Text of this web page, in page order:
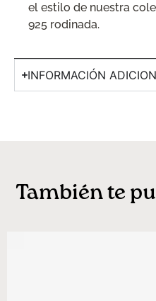
el estilo de nuestra
925 rodinada.
INFORMACIÓN
También te